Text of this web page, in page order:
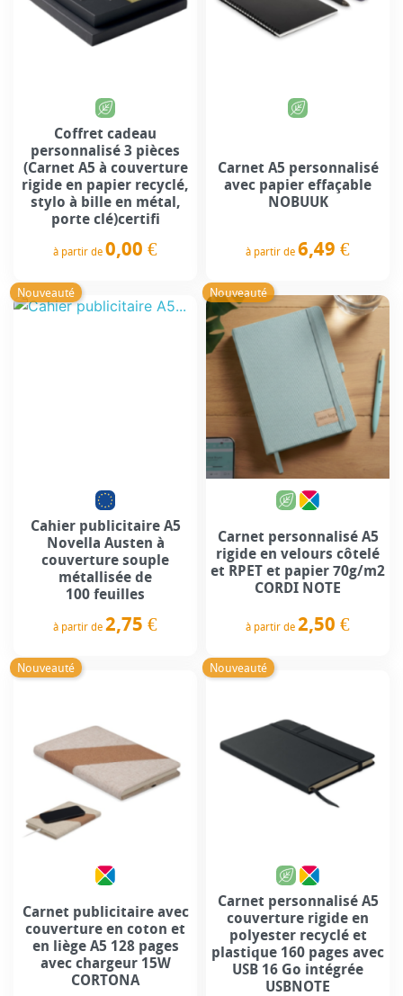
Coffret cadeau
personnalisé 3 pièces
(Carnet A5 à couverture
rigide en papier recyclé,
stylo à bille en métal,
porte clé)certifi
à partir de 0,00 €
Carnet A5 personnalisé
avec papier effaçable
NOBUUK
à partir de 6,49 €
Nouveauté
Cahier publicitaire A5
Novella Austen à
couverture souple
métallisée de
100 feuilles
à partir de 2,75 €
Nouveauté
Carnet personnalisé A5
rigide en velours côtelé
et RPET et papier 70g/m2
CORDI NOTE
à partir de 2,50 €
Nouveauté
Carnet publicitaire avec
couverture en coton et
en liège A5 128 pages
avec chargeur 15W
CORTONA
Nouveauté
Carnet personnalisé A5
couverture rigide en
polyester recyclé et
plastique 160 pages avec
USB 16 Go intégrée
USBNOTE